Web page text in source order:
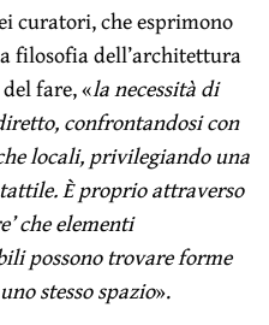
curatori, che esprimono
filosofia dell’architettura
fare, «la necessità di
confrontandosi con
locali, privilegiando una
È proprio attraverso
che elementi
possono trovare forme
stesso spazio».